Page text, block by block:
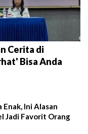
Cerita di
Bisa Anda
Enak, Ini Alasan
Jadi Favorit Orang